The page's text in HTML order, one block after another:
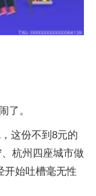
了。
这份不到8元的
杭州四座城市做
开始吐槽毫无性